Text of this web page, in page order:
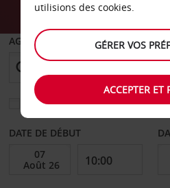
AGENCE DE DÉPART
Sélectionnez une autre
DATE DE DÉBUT
utilisions des cookies.
GÉRER VOS
ACCEPTER ET